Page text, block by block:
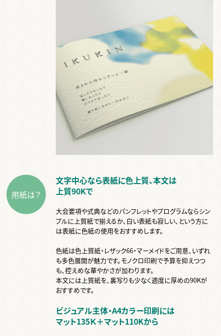
用紙は？
文字中心なら表紙に色上質、本文は
上質90Kで
大会要項や式典などのパンフレットやプログラムならシン
プルに上質紙で揃えるか、白い表紙も寂しい、という方に
は表紙に色紙の使用をおすすめします。
色紙は色上質紙・レザック66・マーメイドをご用意、いずれ
も多色展開が魅力です。モノクロ印刷で予算を抑えつつ
も、控えめな華やかさが加わります。
本文には上質紙を、裏写りも少なく適度に厚めの90Kが
おすすめです。
ビジュアル主体・A4カラー印刷には
マット135Ｋ＋マット110Kから